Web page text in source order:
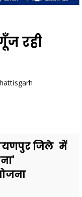
रही
जिले में